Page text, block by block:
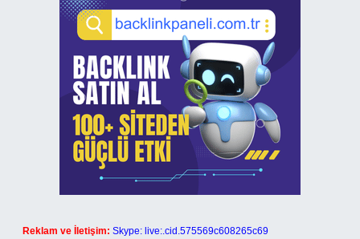
Reklam ve İletişim: Skype: live:.cid.575569c608265c69